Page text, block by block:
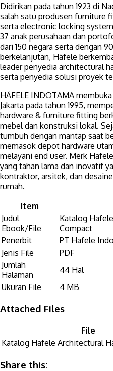
Didirikan pada tahun 1923 di
salah satu produsen furniture
serta electronic locking
37 anak perusahaan dan
dari 150 negara serta dengan
berkelanjutan, Häfele
leader penyedia architectural
serta penyedia solusi proyek
HÄFELE INDOTAMA
Jakarta pada tahun 1995,
hardware & furniture fitting
mebel dan konstruksi lokal.
tumbuh dengan mantap saat
memasok depot hardware
melayani end user. Merk
yang tahan lama dan inovatif
kontraktor, arsitek, dan
rumah.
Item
Judul
Ebook/File
Katalog
Compact
Penerbit
PT Hafele
Jenis File
PDF
Jumlah
Halaman
44 Hal
Ukuran File
4 MB
Attached Files
File
Katalog Hafele Architectural
Share this: